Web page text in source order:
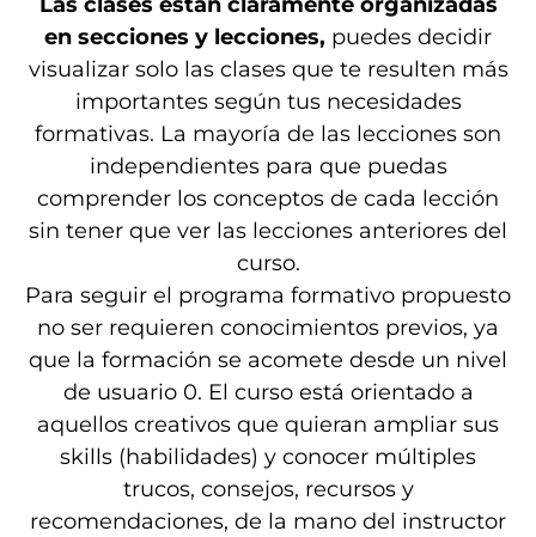
Las clases están claramente organizadas
en secciones y lecciones, puedes decidir
visualizar solo las clases que te resulten más
importantes según tus necesidades
formativas. La mayoría de las lecciones son
independientes para que puedas
comprender los conceptos de cada lección
sin tener que ver las lecciones anteriores del
curso.
Para seguir el programa formativo propuesto
no ser requieren conocimientos previos, ya
que la formación se acomete desde un nivel
de usuario 0. El curso está orientado a
aquellos creativos que quieran ampliar sus
skills (habilidades) y conocer múltiples
trucos, consejos, recursos y
recomendaciones, de la mano del instructor